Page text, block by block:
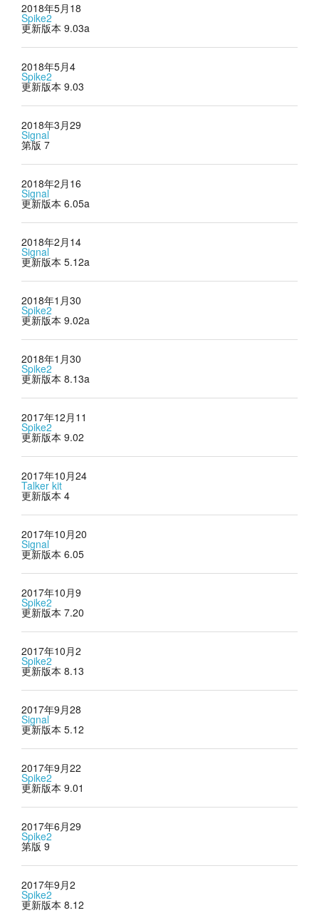
2018年5月18
Spike2
更新版本 9.03a
2018年5月4
Spike2
更新版本 9.03
2018年3月29
Signal
第版 7
2018年2月16
Signal
更新版本 6.05a
2018年2月14
Signal
更新版本 5.12a
2018年1月30
Spike2
更新版本 9.02a
2018年1月30
Spike2
更新版本 8.13a
2017年12月11
Spike2
更新版本 9.02
2017年10月24
Talker kit
更新版本 4
2017年10月20
Signal
更新版本 6.05
2017年10月9
Spike2
更新版本 7.20
2017年10月2
Spike2
更新版本 8.13
2017年9月28
Signal
更新版本 5.12
2017年9月22
Spike2
更新版本 9.01
2017年6月29
Spike2
第版 9
2017年9月2
Spike2
更新版本 8.12